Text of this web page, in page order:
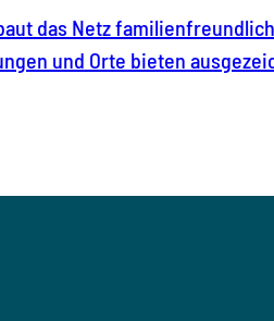
das Netz
und Orte bieten